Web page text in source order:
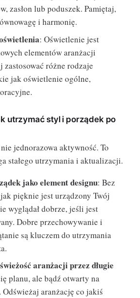
zasłon lub poduszek. Pamiętaj,
i harmonię.
: Oświetlenie jest
elementów aranżacji
zastosować różne rodzaje
jak oświetlenie ogólne,
utrzymać styl i porządek po
jednorazowa aktywność. To
stałego utrzymania i aktualizacji.
jako element designu: Bez
pięknie jest urządzony Twój
wyglądał dobrze, jeśli jest
Dobre przechowywanie i
są kluczem do utrzymania
aranżacji przez długie
planu, ale bądź otwarty na
Odświeżaj aranżację co jakiś